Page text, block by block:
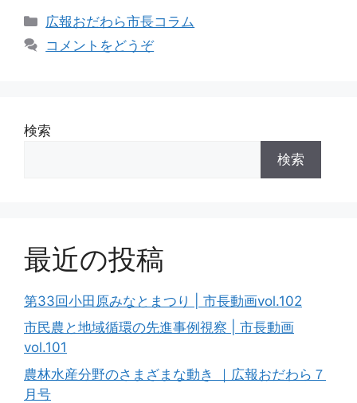
広報おだわら市長コラム
コメントをどうぞ
検索
検索
最近の投稿
第33回小田原みなとまつり | 市長動画vol.102
市民農と地域循環の先進事例視察 | 市長動画
vol.101
農林水産分野のさまざまな動き ｜広報おだわら７
月号